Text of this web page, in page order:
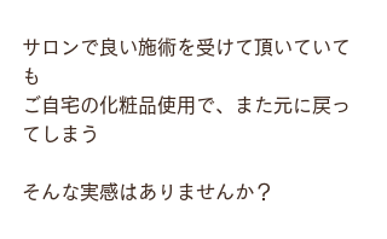
サロンで良い施術を受けて頂いていて
も
ご自宅の化粧品使用で、また元に戻っ
てしまう
そんな実感はありませんか？